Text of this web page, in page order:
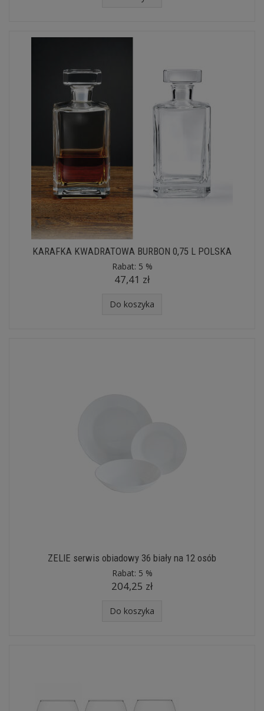
KARAFKA KWADRATOWA BURBON 0,75 L POLSKA
Rabat: 5 %
47,41 zł
Do koszyka
ZELIE serwis obiadowy 36 biały na 12 osób
Rabat: 5 %
204,25 zł
Do koszyka